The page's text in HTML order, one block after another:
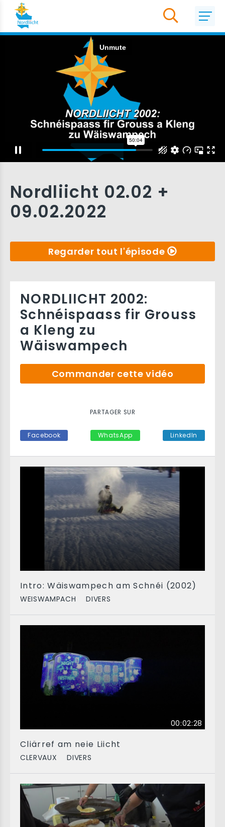
Nordliicht 02.02 +
09.02.2022
Regarder tout l'épisode
Intro: Wäiswampech am Schnéi (2002)
WEISWAMPACH DIVERS
00:02:28
Cliärref am neie Liicht
CLERVAUX DIVERS
NORDLIICHT 2002:
Schnéispaass fir Grouss
a Kleng zu
Wäiswampech
Commander cette vidéo
PARTAGER SUR
Facebook WhatsApp LinkedIn